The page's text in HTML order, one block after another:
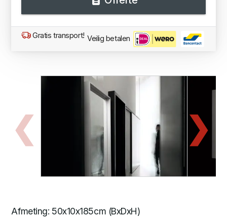
Gratis transport! Veilig betalen
Afmeting: 50x10x185cm (BxDxH)